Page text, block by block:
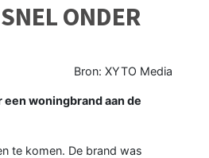
ONDER
Bron: XYTO Media
woningbrand aan de
te komen. De brand was